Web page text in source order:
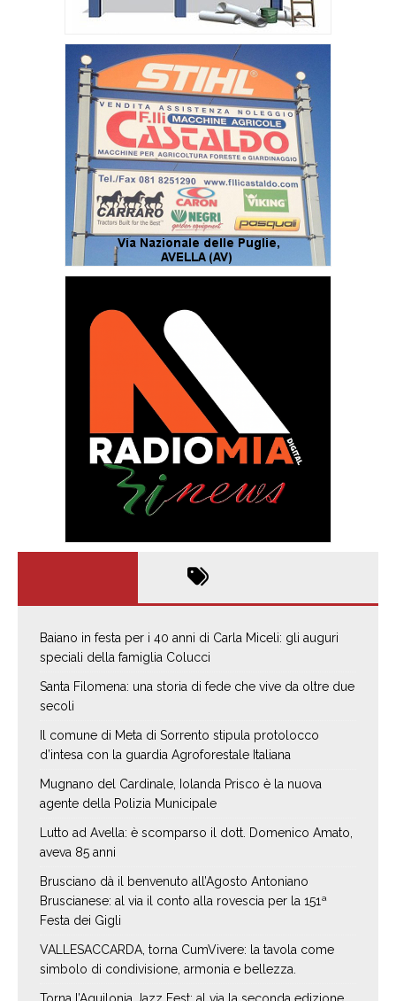
Baiano in festa per i 40 anni di Carla Miceli: gli auguri
speciali della famiglia Colucci
Santa Filomena: una storia di fede che vive da oltre due
secoli
Il comune di Meta di Sorrento stipula protolocco
d’intesa con la guardia Agroforestale Italiana
Mugnano del Cardinale, Iolanda Prisco è la nuova
agente della Polizia Municipale
Lutto ad Avella: è scomparso il dott. Domenico Amato,
aveva 85 anni
Brusciano dà il benvenuto all’Agosto Antoniano
Bruscianese: al via il conto alla rovescia per la 151ª
Festa dei Gigli
VALLESACCARDA, torna CumVivere: la tavola come
simbolo di condivisione, armonia e bellezza.